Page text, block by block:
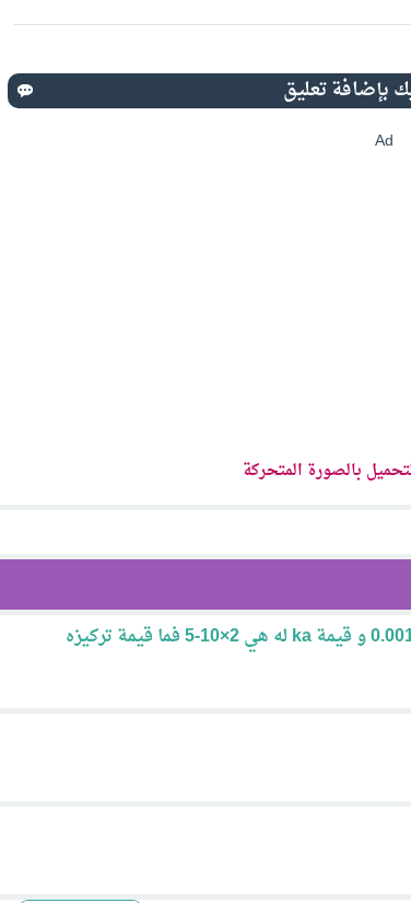
Ad
بالصورة المتحركة
حامض ضعيف HA تركيز ايون H+ فيه 0.001 و قيمة ka له هي 2×10-5 فما قيمة تركيزه